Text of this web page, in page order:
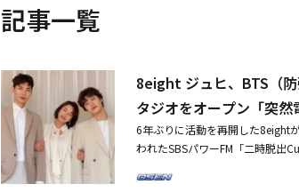
記事一覧
8eight ジュヒ、BTS（
タジオをオープン「突然
6年ぶりに活動を再開した8eight
われたSBSパワーFM「二時脱出
がスタジオに来た」と明らかに